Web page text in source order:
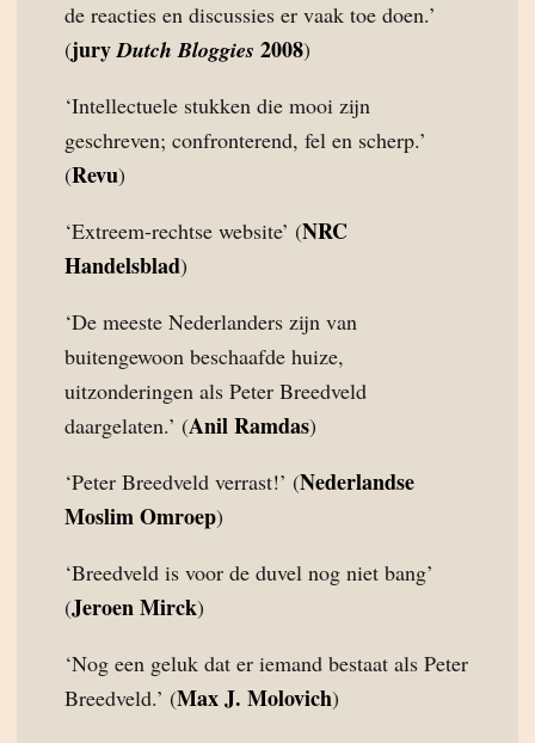
de reacties en discussies er vaak toe doen.’
(juryDutch Bloggies 2008)
‘Intellectuele stukken die mooi zijn
geschreven; confronterend, fel en scherp.’
(Revu)
‘Extreem-rechtse website’ (NRC
Handelsblad)
‘De meeste Nederlanders zijn van
buitengewoon beschaafde huize,
uitzonderingen als Peter Breedveld
daargelaten.’ (Anil Ramdas)
‘Peter Breedveld verrast!’ (Nederlandse
Moslim Omroep)
‘Breedveld is voor de duvel nog niet bang’
(Jeroen Mirck)
‘Nog een geluk dat er iemand bestaat als Peter
Breedveld.’ (Max J. Molovich)